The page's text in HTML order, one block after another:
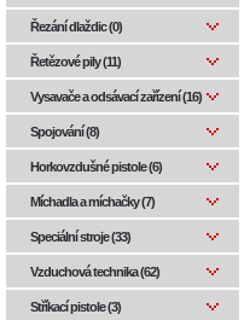
Řezání dlaždic (0)
Řetězové pily (11)
Vysavače a odsávací zařízení (16)
Spojování (8)
Horkovzdušné pistole (6)
Míchadla a míchačky (7)
Speciální stroje (33)
Vzduchová technika (62)
Stříkací pistole (3)